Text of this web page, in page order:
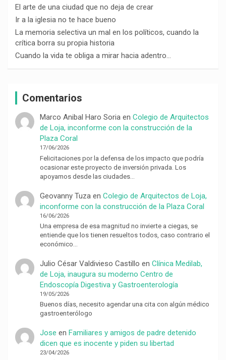
El arte de una ciudad que no deja de crear
Ir a la iglesia no te hace bueno
La memoria selectiva un mal en los políticos, cuando la
crítica borra su propia historia
Cuando la vida te obliga a mirar hacia adentro…
Comentarios
Marco Anibal Haro Soriaen Colegio de Arquitectos
de Loja, inconforme con la construcción de la
Plaza Coral
17/06/2026
Felicitaciones por la defensa de los impacto que podría
ocasionar este proyecto de inversión privada. Los
apoyamos desde las ciudades…
Geovanny Tuza en Colegio de Arquitectos de Loja,
inconforme con la construcción de la Plaza Coral
16/06/2026
Una empresa de esa magnitud no invierte a ciegas, se
entiende que los tienen resueltos todos, caso contrario el
económico…
Julio César Valdivieso Castillo en Clínica Medilab,
de Loja, inaugura su moderno Centro de
Endoscopía Digestiva y Gastroenterología
19/05/2026
Buenos días, necesito agendar una cita con algún médico
gastroenterólogo
Jose en Familiares y amigos de padre detenido
dicen que es inocente y piden su libertad
23/04/2026